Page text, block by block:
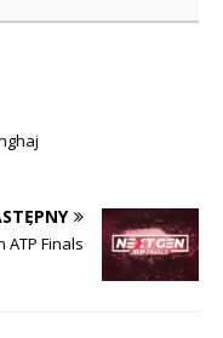
ATP Finals